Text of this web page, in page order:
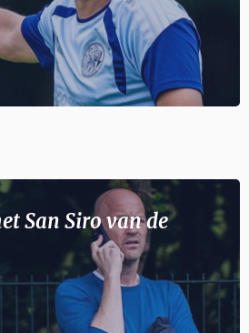
San Siro van de